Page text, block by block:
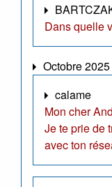
Dans quelle
Octobre 2025
calame
Mon cher
Je te prie de
avec ton